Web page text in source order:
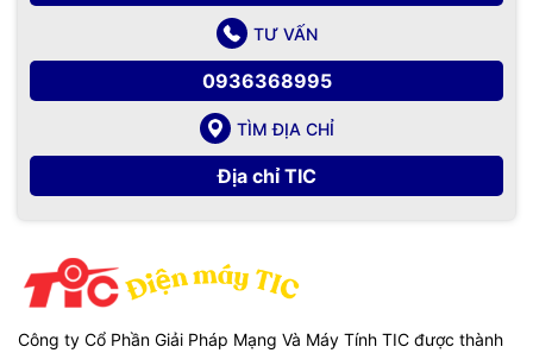
TƯ VẤN
0936368995
TÌM ĐỊA CHỈ
Địa chỉ TIC
Công ty Cổ Phần Giải Pháp Mạng Và Máy Tính TIC được thành